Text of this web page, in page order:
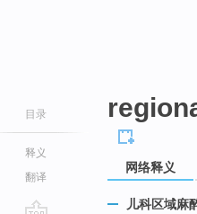
目录
释义
翻译
网络释义
儿科区域麻